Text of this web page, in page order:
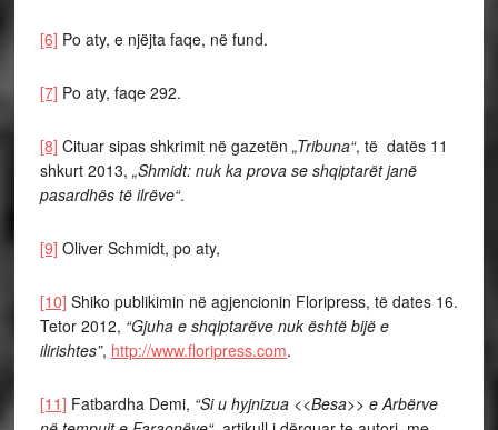
[6] Po aty, e njëjta faqe, në fund.
[7] Po aty, faqe 292.
[8] Cituar sipas shkrimit në gazetën „Tribuna“, të datës 11
shkurt 2013, „Shmidt: nuk ka prova se shqiptarët janë
pasardhës të ilrëve“.
[9] Oliver Schmidt, po aty,
[10] Shiko publikimin në agjencionin Floripress, të dates 16.
Tetor 2012, “Gjuha e shqiptarëve nuk është bijë e
ilirishtes”, http://www.floripress.com.
[11] Fatbardha Demi, “Si u hyjnizua <<Besa>> e Arbërve